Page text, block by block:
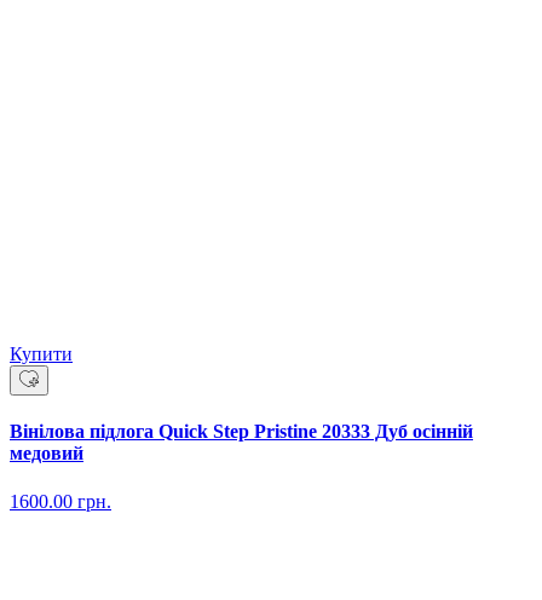
Купити
Вінілова підлога Quick Step Pristine 20333 Дуб осінній
медовий
1600.00 грн.